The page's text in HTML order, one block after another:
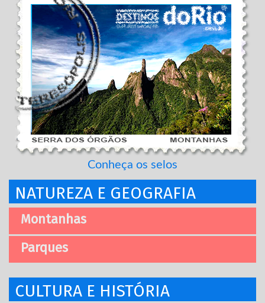
Conheça os selos
NATUREZA E GEOGRAFIA
Montanhas
Parques
CULTURA E HISTÓRIA